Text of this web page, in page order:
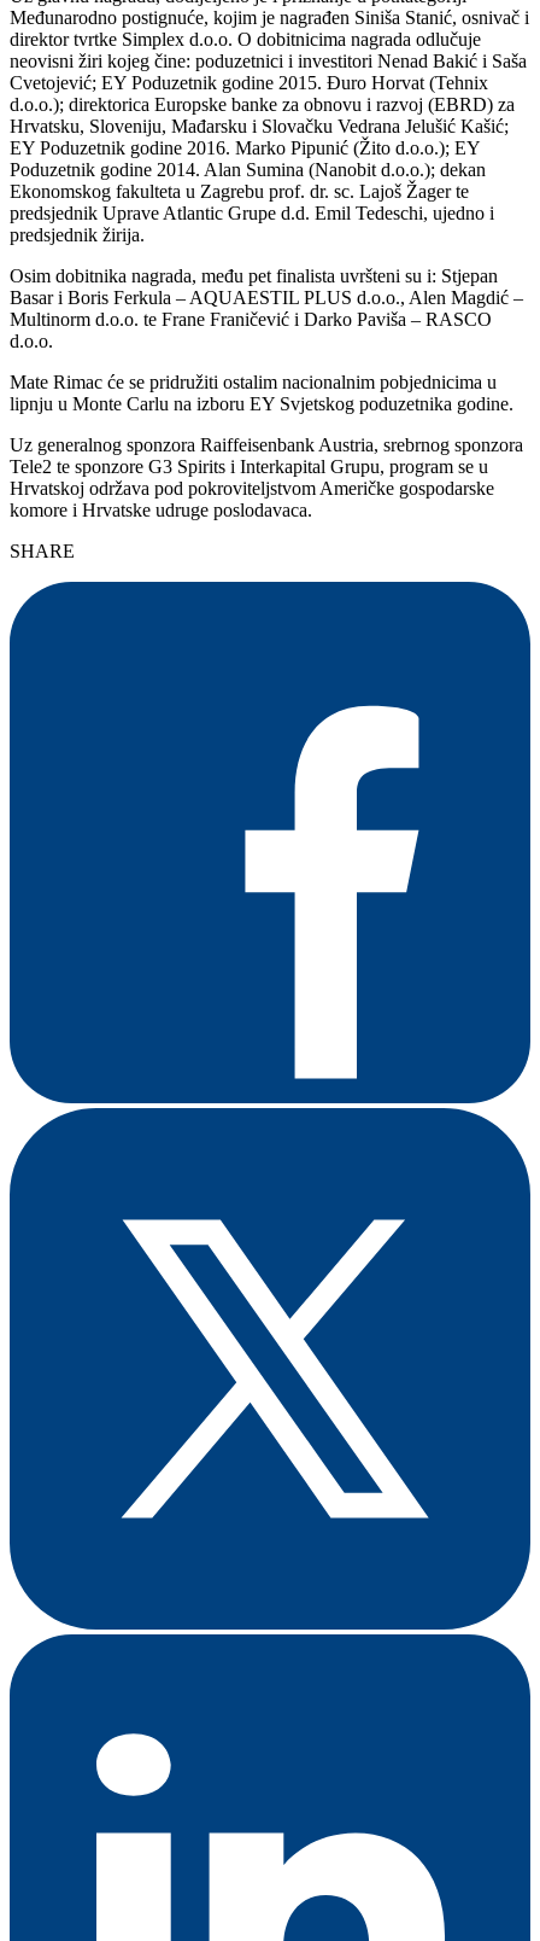
Međunarodno postignuće, kojim je nagrađen Siniša Stanić, osnivač i
direktor tvrtke Simplex d.o.o. O dobitnicima nagrada odlučuje
neovisni žiri kojeg čine: poduzetnici i investitori Nenad Bakić i Saša
Cvetojević; EY Poduzetnik godine 2015. Đuro Horvat (Tehnix
d.o.o.); direktorica Europske banke za obnovu i razvoj (EBRD) za
Hrvatsku, Sloveniju, Mađarsku i Slovačku Vedrana Jelušić Kašić;
EY Poduzetnik godine 2016. Marko Pipunić (Žito d.o.o.); EY
Poduzetnik godine 2014. Alan Sumina (Nanobit d.o.o.); dekan
Ekonomskog fakulteta u Zagrebu prof. dr. sc. Lajoš Žager te
predsjednik Uprave Atlantic Grupe d.d. Emil Tedeschi, ujedno i
predsjednik žirija.
Osim dobitnika nagrada, među pet finalista uvršteni su i: Stjepan
Basar i Boris Ferkula – AQUAESTIL PLUS d.o.o., Alen Magdić –
Multinorm d.o.o. te Frane Franičević i Darko Paviša – RASCO
d.o.o.
Mate Rimac će se pridružiti ostalim nacionalnim pobjednicima u
lipnju u Monte Carlu na izboru EY Svjetskog poduzetnika godine.
Uz generalnog sponzora Raiffeisenbank Austria, srebrnog sponzora
Tele2 te sponzore G3 Spirits i Interkapital Grupu, program se u
Hrvatskoj održava pod pokroviteljstvom Američke gospodarske
komore i Hrvatske udruge poslodavaca.
SHARE